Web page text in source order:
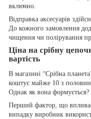
включно.
Відправка аксесуарів
До кожного замовлення
чищення чи полірування
Ціна на срібну
вартість
В магазині “Срібна
коштує майже 10 з
Однак як вона формується?
Перший фактор, що
випадку виробник